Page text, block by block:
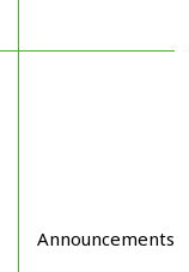
Announcements